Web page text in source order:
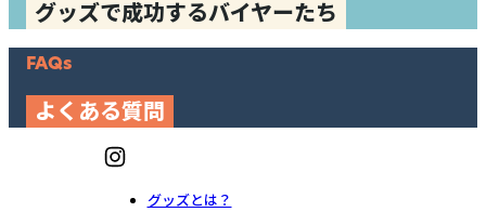
グッズで成功するバイヤーたち
FAQs
よくある質問
グッズとは？